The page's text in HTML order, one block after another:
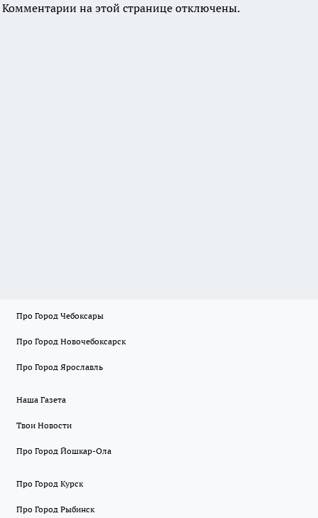
Комментарии на этой странице отключены.
Про Город Чебоксары
Про Город Новочебоксарск
Про Город Ярославль
Наша Газета
Твои Новости
Про Город Йошкар-Ола
Про Город Курск
Про Город Рыбинск